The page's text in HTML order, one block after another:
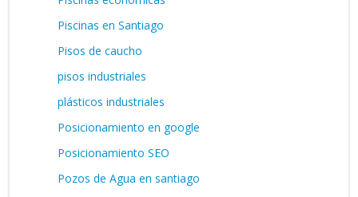
Piscinas en Santiago
Pisos de caucho
pisos industriales
plásticos industriales
Posicionamiento en google
Posicionamiento SEO
Pozos de Agua en santiago